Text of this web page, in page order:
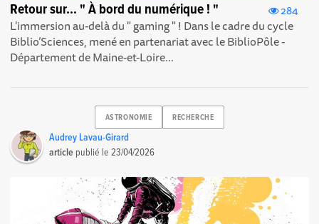
284
Retour sur... " À bord du numérique ! "
L'immersion au-delà du " gaming " ! Dans le cadre du cycle
Biblio’Sciences , mené en partenariat avec le BiblioPôle -
Département de Maine-et-Loire...
ASTRONOMIE RECHERCHE
Audrey Lavau-Girard
article publié le23/04/2026